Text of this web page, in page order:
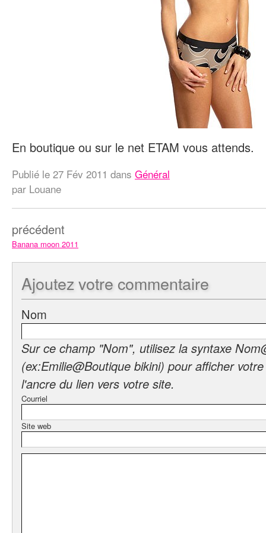
En boutique ou sur le net ETAM vous attends.
Publié le 27 Fév 2011 dans Général
par Louane
précédent
Banana moon 2011
Ajoutezvotre commentaire
Nom
Sur ce champ "Nom", utilisez la syntaxe
(ex:Emilie@Boutique bikini) pour afficher
l'ancre du lien vers votre site.
Courriel
Site web